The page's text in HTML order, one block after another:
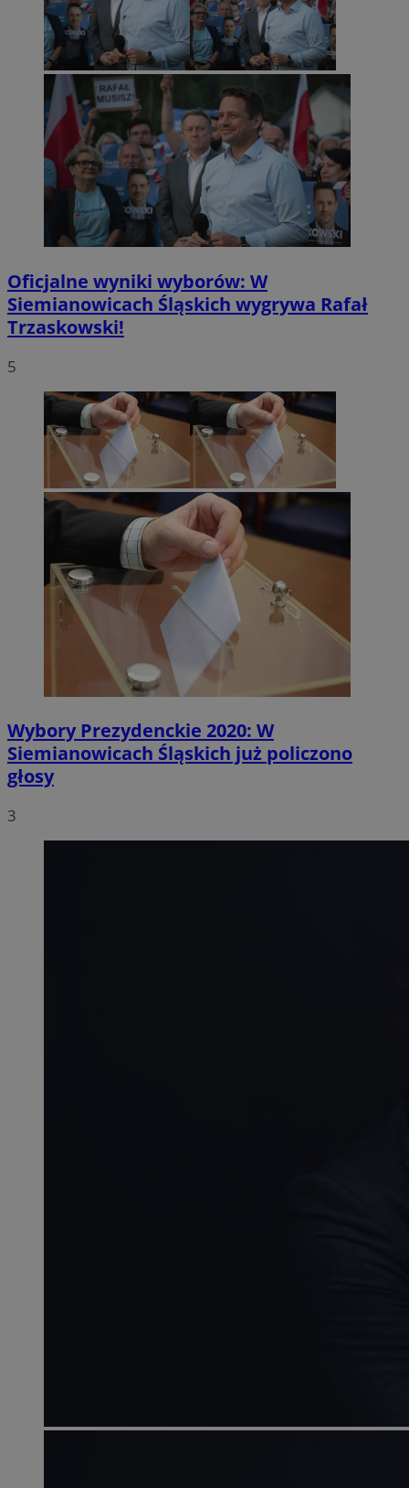
Oficjalne wyniki wyborów: W
Siemianowicach Śląskich wygrywa Rafał
Trzaskowski!
5
Wybory Prezydenckie 2020: W
Siemianowicach Śląskich już policzono
głosy
3